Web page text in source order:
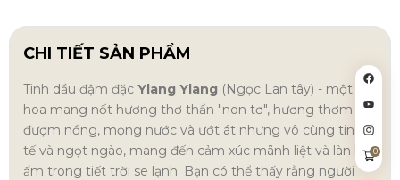
CHI TIẾT SẢN PHẨM
Tinh dầu đậm đặc Ylang Ylang (Ngọc Lan tây) - một loài
hoa mang nốt hương thơ thẩn "non tơ", hương thơm
đượm nồng, mọng nước và ướt át nhưng vô cùng tinh
tế và ngọt ngào, mang đến cảm xúc mãnh liệt và làn hơi
ấm trong tiết trời se lạnh. Bạn có thể thấy rằng người
0